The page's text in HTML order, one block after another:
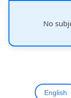
No
English